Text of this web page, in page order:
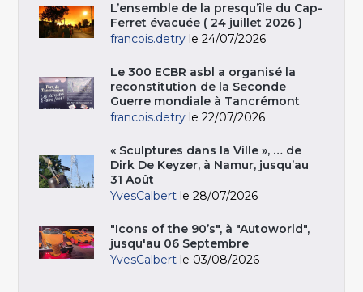
L’ensemble de la presqu’île du Cap-
Ferret évacuée ( 24 juillet 2026 )
francois.detry le 24/07/2026
Le 300 ECBR asbl a organisé la
reconstitution de la Seconde
Guerre mondiale à Tancrémont
francois.detry le 22/07/2026
« Sculptures dans la Ville », … de
Dirk De Keyzer, à Namur, jusqu’au
31 Août
YvesCalbert le 28/07/2026
"Icons of the 90’s", à "Autoworld",
jusqu'au 06 Septembre
YvesCalbert le 03/08/2026